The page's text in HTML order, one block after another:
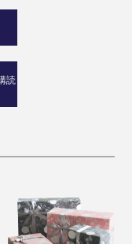
読